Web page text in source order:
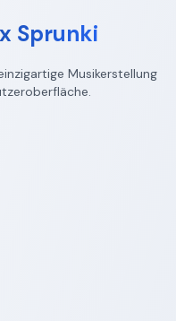
Sprunki
Musikerstellung